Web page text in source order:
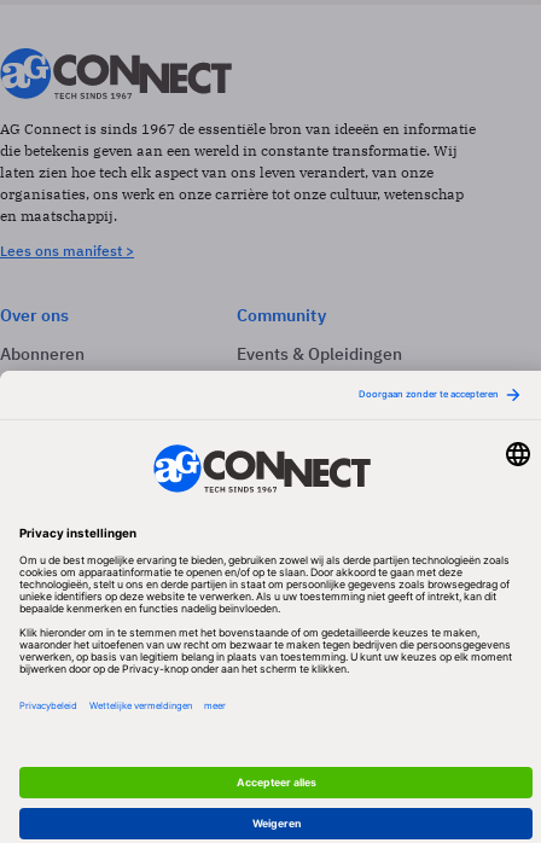
AG Connect is sinds 1967 de essentiële bron van ideeën en informatie
die betekenis geven aan een wereld in constante transformatie. Wij
laten zien hoe tech elk aspect van ons leven verandert, van onze
organisaties, ons werk en onze carrière tot onze cultuur, wetenschap
en maatschappij.
Lees ons manifest >
Over ons
Abonneren
Adverteren
Community
Events & Opleidingen
Volg ons
Redactionele partner
Algemene Voorwaarden & Copyrights